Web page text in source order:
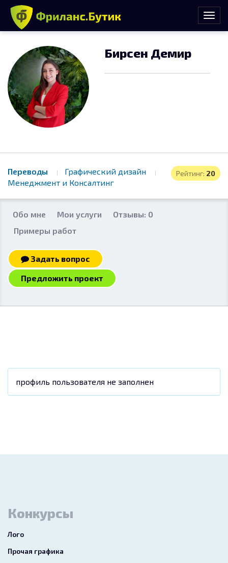
Бирсен Демир
Рейтинг: 20
Переводы
Графический дизайн
Менеджмент и Консалтинг
Обо мне Мои услуги
Отзывы: 0
Примеры работ
Задать вопрос
Предложить проект
профиль пользователя не заполнен
Конкурсы
Лого
Прочая графика